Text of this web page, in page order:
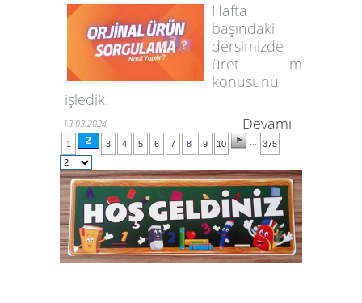
Hafta
başındaki
dersimizde
üret m
konusunu
işledik.
13.03.2024 Devamı
1 2 3 4 5 6 7 8 9 10 375